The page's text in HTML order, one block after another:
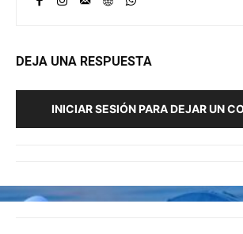
DEJA UNA RESPUESTA
INICIAR SESIÓN PARA DEJAR UN